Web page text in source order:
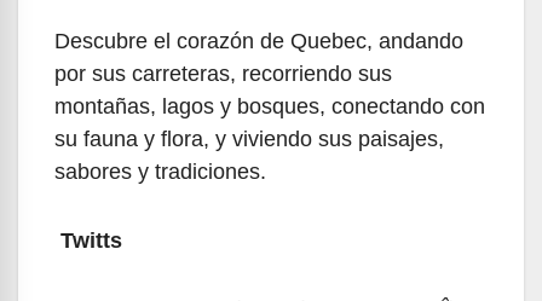
Descubre el corazón de Quebec, andando
por sus carreteras, recorriendo sus
montañas, lagos y bosques, conectando con
su fauna y flora, y viviendo sus paisajes,
sabores y tradiciones.
Twitts